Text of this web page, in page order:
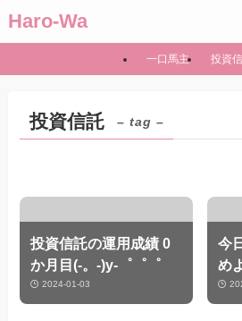
Haro-Wa
一口馬主 投資
投資信託 – tag –
投資信託の運用成績 0
か月目(-。-)y-゜゜゜
2024-01-03
今
め